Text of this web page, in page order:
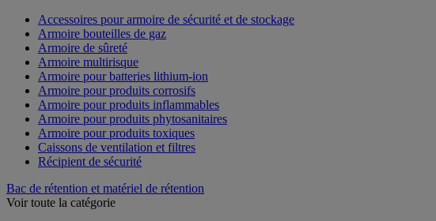
Accessoires pour armoire de sécurité et de stockage
Armoire bouteilles de gaz
Armoire de sûreté
Armoire multirisque
Armoire pour batteries lithium-ion
Armoire pour produits corrosifs
Armoire pour produits inflammables
Armoire pour produits phytosanitaires
Armoire pour produits toxiques
Caissons de ventilation et filtres
Récipient de sécurité
Bac de rétention et matériel de rétention
Voir toute la catégorie